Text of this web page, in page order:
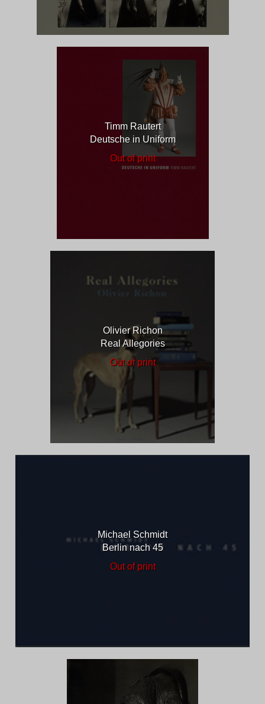
Timm Rautert
Deutsche in Uniform
Out of print
Olivier Richon
Real Allegories
Out of print
Michael Schmidt
Berlin nach 45
Out of print